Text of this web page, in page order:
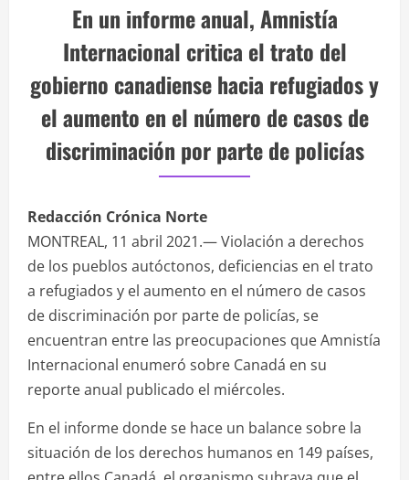
En un informe anual, Amnistía
Internacional critica el trato del
gobierno canadiense hacia refugiados y
el aumento en el número de casos de
discriminación por parte de policías
Redacción Crónica Norte
MONTREAL, 11 abril 2021.— Violación a derechos
de los pueblos autóctonos, deficiencias en el trato
a refugiados y el aumento en el número de casos
de discriminación por parte de policías, se
encuentran entre las preocupaciones que Amnistía
Internacional enumeró sobre Canadá en su
reporte anual publicado el miércoles.
En el informe donde se hace un balance sobre la
situación de los derechos humanos en 149 países,